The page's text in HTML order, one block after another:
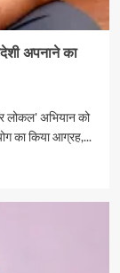
अपनाने का
लोकल' अभियान को
का किया आग्रह,...